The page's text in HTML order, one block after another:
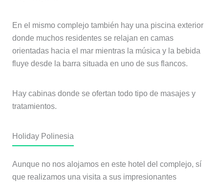
En el mismo complejo también hay una piscina exterior
donde muchos residentes se relajan en camas
orientadas hacia el mar mientras la música y la bebida
fluye desde la barra situada en uno de sus flancos.
Hay cabinas donde se ofertan todo tipo de masajes y
tratamientos.
Holiday Polinesia
Aunque no nos alojamos en este hotel del complejo, sí
que realizamos una visita a sus impresionantes